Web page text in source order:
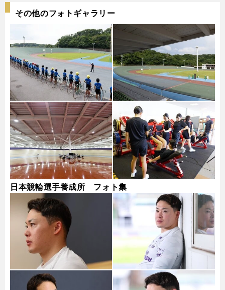
その他のフォトギャラリー
日本競輪選手養成所 フォト集